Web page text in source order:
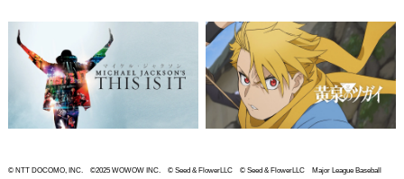
© NTT DOCOMO, INC. ©2025 WOWOW INC. © Seed & FlowerLLC © Seed & FlowerLLC Major League Baseball